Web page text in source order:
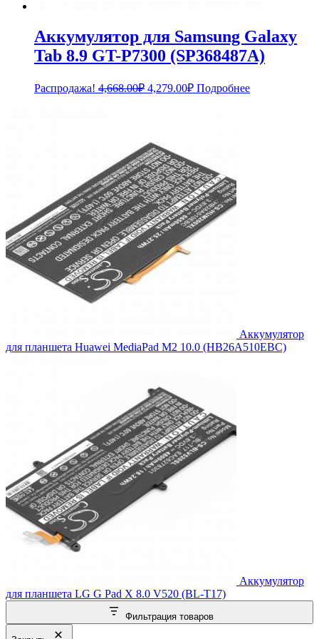
Аккумулятор для Samsung Galaxy
Tab 8.9 GT-P7300 (SP368487A)
Распродажа! 4,668.00₽ Первоначальная
4,279.00₽Текущая
цена:
Подробнее
Аккумулятор
для планшета Huawei MediaPad M2 10.0 (HB26A510EBC)
Аккумулятор
для планшета LG G Pad X 8.0 V520 (BL-T17)
Фильтрация товаров